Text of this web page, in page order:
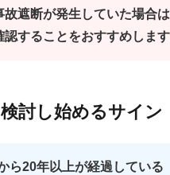
故遮断が発生していた場合
認することをおすすめします
討し始めるサイン
ら20年以上が経過している